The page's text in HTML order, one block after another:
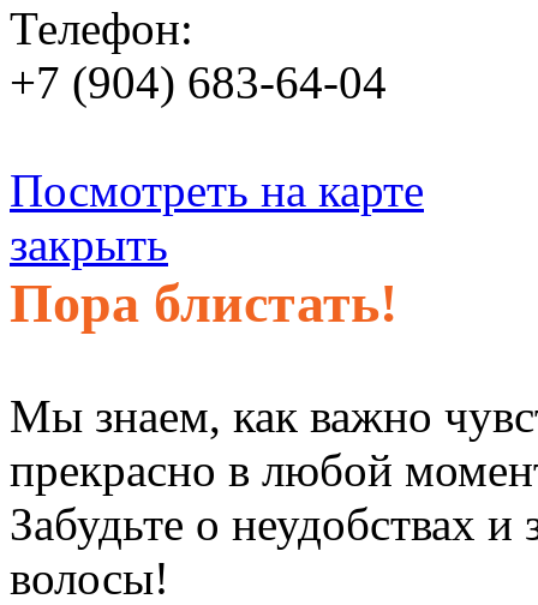
Телефон:
+7 (904) 683-64-04
Посмотреть на карте
закрыть
Пора блистать!
Мы знаем, как важно
прекрасно в любой
Забудьте о неудобствах
волосы!